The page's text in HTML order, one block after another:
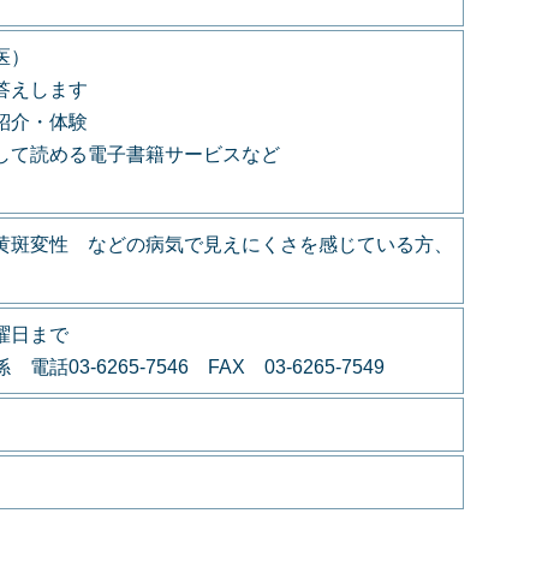
えします
介・体験
読める電子書籍サービスなど
変性 などの病気で見えにくさを感じている方、
日まで
電話03-6265-7546 FAX 03-6265-7549